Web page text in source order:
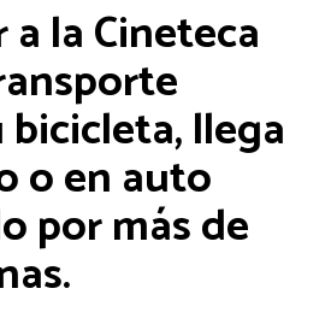
la Cineteca
llega
o en auto
por más de